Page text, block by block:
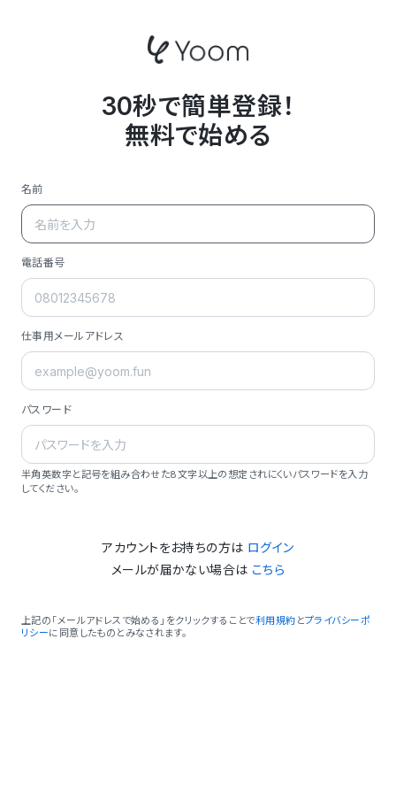
30秒で簡単登録！
無料で始める
名前
電話番号
仕事用メールアドレス
パスワード
半角英数字と記号を組み合わせた8文字以上の想定されにくいパスワードを入力
してください。
アカウントをお持ちの方は ログイン
メールが届かない場合は こちら
上記の「メールアドレスで始める」をクリックすることで利用規約 とプライバシーポ
リシーに同意したものとみなされます。